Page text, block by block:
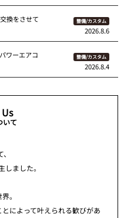
換をさせて
整備/カスタム
2026.8.6
ワーエアコ
整備/カスタム
2026.8.4
いて
ました。
。
によって叶えられる歓びがあ